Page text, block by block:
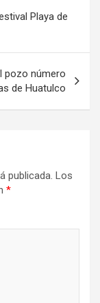
Playa de
pozo número
de Huatulco
publicada. Los
*